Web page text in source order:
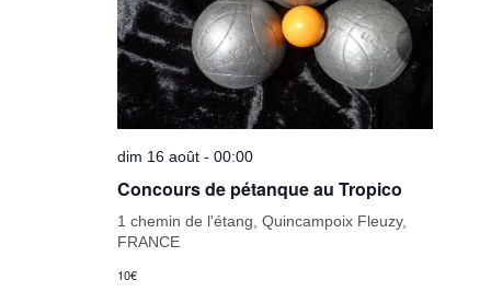
dim 16 août - 00:00
Concours de pétanque au Tropico
1 chemin de l'étang, Quincampoix Fleuzy,
FRANCE
10€